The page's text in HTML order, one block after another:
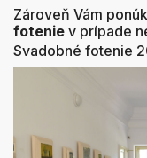
Zároveň Vám
fotenie v prípade
Svadobné fotenie